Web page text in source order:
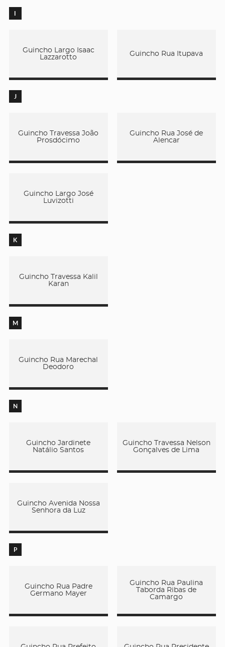
I
Guincho Largo Isaac
Lazzarotto
Guincho Rua Itupava
J
Guincho Travessa João
Prosdócimo
Guincho Rua José de
Alencar
Guincho Largo José
Luvizotti
K
Guincho Travessa Kalil
Karan
M
Guincho Rua Marechal
Deodoro
N
Guincho Jardinete
Natálio Santos
Guincho Travessa Nelson
Gonçalves de Lima
Guincho Avenida Nossa
Senhora da Luz
P
Guincho Rua Padre
Germano Mayer
Guincho Rua Paulina
Taborda Ribas de
Camargo